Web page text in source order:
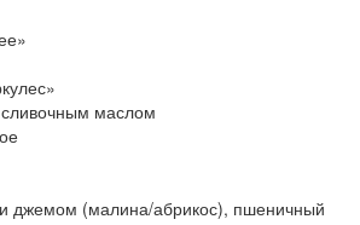
маслом
джемом (малина/абрикос), пшеничный